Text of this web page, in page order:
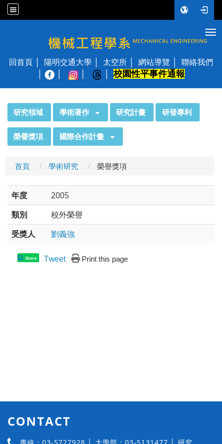
國立陽明交通大學 機械工程學系
回首頁 陽明交通大學 太空所 網站導覽
聯絡我們
校園性平事件通報
研究領域 學術著作 研究計畫 研發專利
榮譽獎項 國際合作計畫
首頁 學術研究 榮譽獎項
年度
2005
類別
校外榮譽
受獎人
劉義強
Share Tweet Print this page
CONTACT